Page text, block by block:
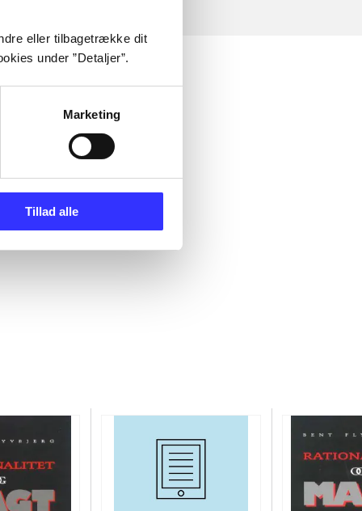
eller tilbagetrække dit
under ”Detaljer”.
Marketing
Tillad alle